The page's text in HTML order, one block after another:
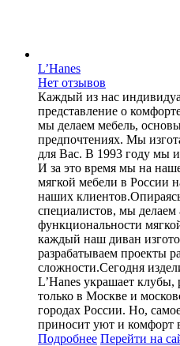
L’Hanes
Нет отзывов
Каждый из нас
представление о
мы делаем мебель,
предпочтениях. Мы
для Вас. В 1993 году мы
И за это время мы на
мягкой мебели в России
наших
специалистов, мы делаем
функциональности
каждый наш диван
разрабатываем проекты
сложности.Сегодня
L’Hanes украшает
только в Москве и
городах России. Но,
приносит уют и комфорт
Подробнее Перейти на